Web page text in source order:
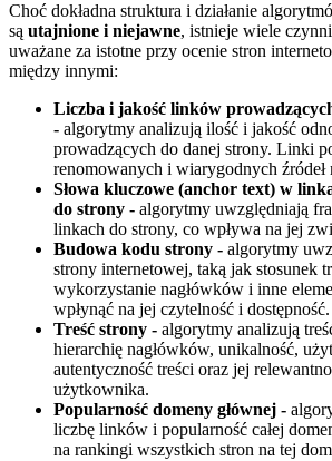
Choć dokładna struktura i działanie
są utajnione i niejawne, istnieje wiele
uważane za istotne przy ocenie stron
między innymi:
Liczba i jakość linków
- algorytmy analizują ilość i jakość
prowadzących do danej strony. Linki
renomowanych i wiarygodnych źródeł
Słowa kluczowe (anchor text) w
do strony - algorytmy uwzględniają
linkach do strony, co wpływa na jej
Budowa kodu strony - algorytmy
strony internetowej, taką jak stosunek
wykorzystanie nagłówków i inne
wpłynąć na jej czytelność i dostępność.
Treść strony - algorytmy analizują
hierarchię nagłówków, unikalność,
autentyczność treści oraz jej
użytkownika.
Popularność domeny głównej -
liczbę linków i popularność całej
na rankingi wszystkich stron na tej